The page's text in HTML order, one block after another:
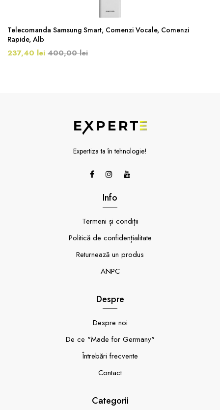
Telecomanda Samsung Smart, Comenzi Vocale, Comenzi
Rapide, Alb
237,40 lei 400,00 lei
Expertiza ta în tehnologie!
Info
Termeni și condiții
Politică de confidențialitate
Returnează un produs
ANPC
Despre
Despre noi
De ce "Made for Germany"
Întrebări frecvente
Contact
Categorii